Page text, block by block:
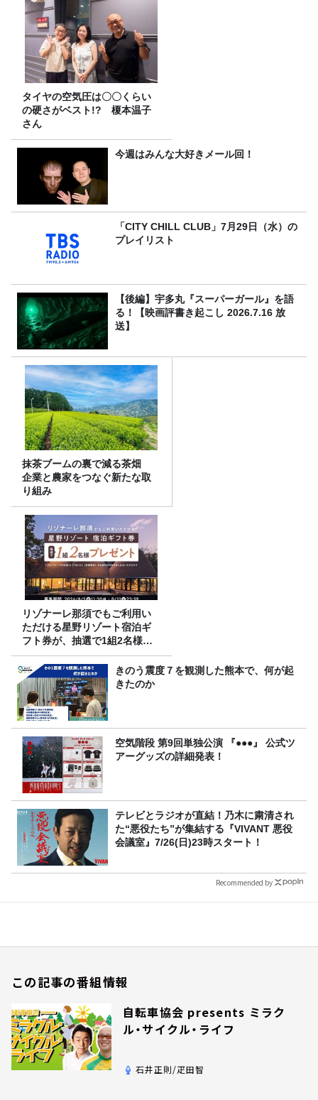
タイヤの空気圧は〇〇くらい
の硬さがベスト!? 榎本温子
さん
今週はみんな大好きメール回！
「CITY CHILL CLUB」7月29日（水）の
プレイリスト
【後編】宇多丸『スーパーガール』を語
る！【映画評書き起こし 2026.7.16 放
送】
抹茶ブームの裏で減る茶畑
企業と農家をつなぐ新たな取
り組み
リゾナーレ那須でもご利用い
ただける星野リゾート宿泊ギ
フト券が、抽選で1組2名様に
プレゼント！
きのう震度７を観測した熊本で、何が起
きたのか
空気階段 第9回単独公演 『●●●』 公式ツ
アーグッズの詳細発表！
テレビとラジオが直結！乃木に粛清され
た“悪役たち”が集結する『VIVANT 悪役
会議室』7/26(日)23時スタート！
Recommended by
この記事の番組情報
自転車協会 presents ミラク
ル・サイクル・ライフ
石井正則/疋田智